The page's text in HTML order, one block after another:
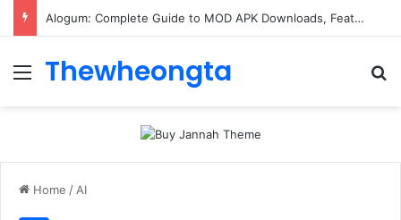
Alogum: Complete Guide to MOD APK Downloads, Features, and Risks
Menu
Thewheongta
Home / AI